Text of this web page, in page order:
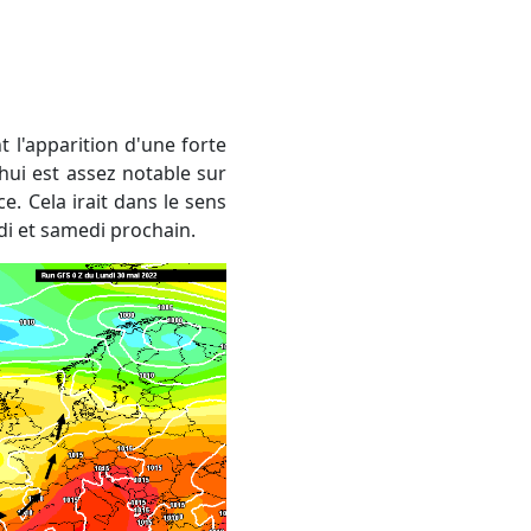
est assez notable sur
Cela irait dans le sens
et samedi prochain.